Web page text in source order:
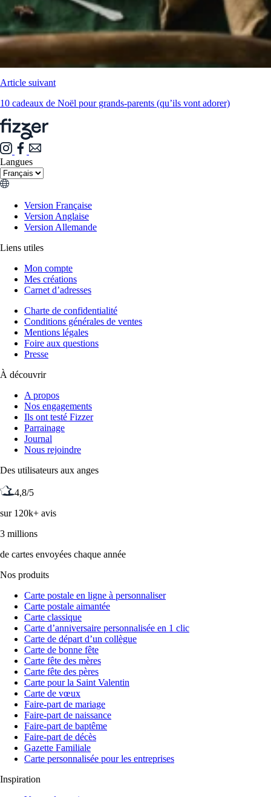
Article suivant
10 cadeaux de Noël pour grands-parents (qu’ils vont adorer)
Langues
Version Française
Version Anglaise
Version Allemande
Liens utiles
Mon compte
Mes créations
Carnet d’adresses
Charte de confidentialité
Conditions générales de ventes
Mentions légales
Foire aux questions
Presse
À découvrir
A propos
Nos engagements
Ils ont testé Fizzer
Parrainage
Journal
Nous rejoindre
Des utilisateurs aux anges
4,8/5
sur 120k+ avis
3 millions
de cartes envoyées chaque année
Nos produits
Carte postale en ligne à personnaliser
Carte postale aimantée
Carte classique
Carte d’anniversaire personnalisée en 1 clic
Carte de départ d’un collègue
Carte de bonne fête
Carte fête des mères
Carte fête des pères
Carte pour la Saint Valentin
Carte de vœux
Faire-part de mariage
Faire-part de naissance
Faire-part de baptême
Faire-part de décès
Gazette Familiale
Carte personnalisée pour les entreprises
Inspiration